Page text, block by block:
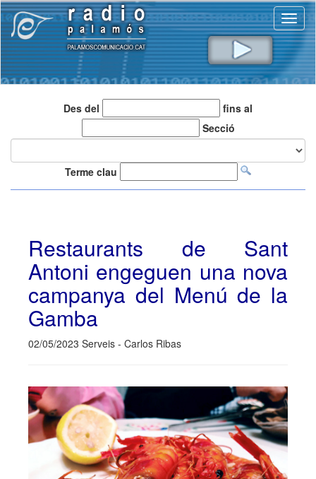
Des del
fins al
Secció
Terme clau
Restaurants de Sant
Antoni engeguen una nova
campanya del Menú de la
Gamba
02/05/2023 Serveis - Carlos Ribas